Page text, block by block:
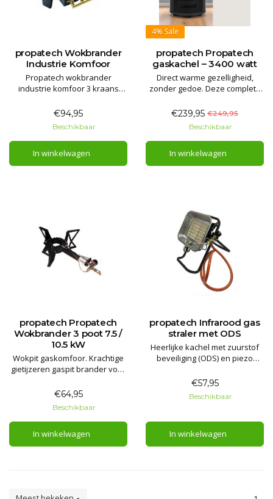
propatech Wokbrander
Industrie Komfoor
Propatech wokbrander
industrie komfoor 3 kraans
vermogen voor buiten gebruik!
Garantie: 2 jaar
€94,95
Beschikbaar
In winkelwagen
4% Sale
propatech Propatech
gaskachel – 3400 watt
Direct warme gezelligheid,
zonder gedoe. Deze complete
geleverd met slang en 30 mbar
gasdrukregelaar.
€239,95 €249,95
Beschikbaar
In winkelwagen
propatech Propatech
Wokbrander 3 poot 7.5 /
10.5 kW
Wokpit gaskomfoor. Krachtige
gietijzeren gaspit brander voor
Met piëzo ontsteking en
thermokoppel.
Garantie 2 jaar
€64,95
Beschikbaar
In winkelwagen
propatech Infrarood gas
straler met ODS
Heerlijke kachel met zuurstof
beveiliging (ODS) en piezo
makkelijk en snel verwarmen.
Geschikt voor binnen en buiten
gebruik! Overal te plaatsen op
€57,95
Beschikbaar
In winkelwagen